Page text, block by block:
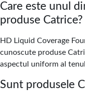
Care este unul
produse Catrice?
HD Liquid Coverage
cunoscute produse
aspectul uniform al
Sunt produsele